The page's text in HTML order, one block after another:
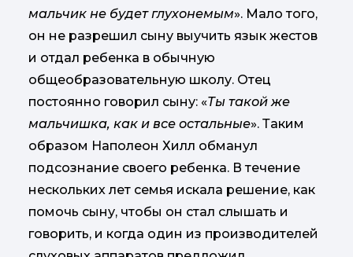
мальчик не будет глухонемым». Мало того,
он не разрешил сыну выучить язык жестов
и отдал ребенка в обычную
общеобразовательную школу. Отец
постоянно говорил сыну: «Ты такой же
мальчишка, как и все остальные». Таким
образом Наполеон Хилл обманул
подсознание своего ребенка. В течение
нескольких лет семья искала решение, как
помочь сыну, чтобы он стал слышать и
говорить, и когда один из производителей